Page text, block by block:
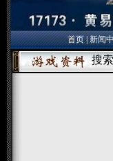
首页|新闻